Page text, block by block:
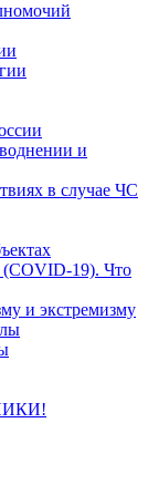
и
в случае ЧС
(COVID-19). Что
и экстремизму